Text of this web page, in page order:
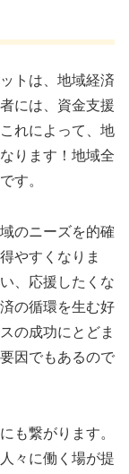
トは、地域経済
には、資金支援
れによって、地
ります！地域全
す。
のニーズを的確
やすくなりま
、応援したくな
の循環を生む好
の成功にとどま
因でもあるので
も繋がります。
々に働く場が提